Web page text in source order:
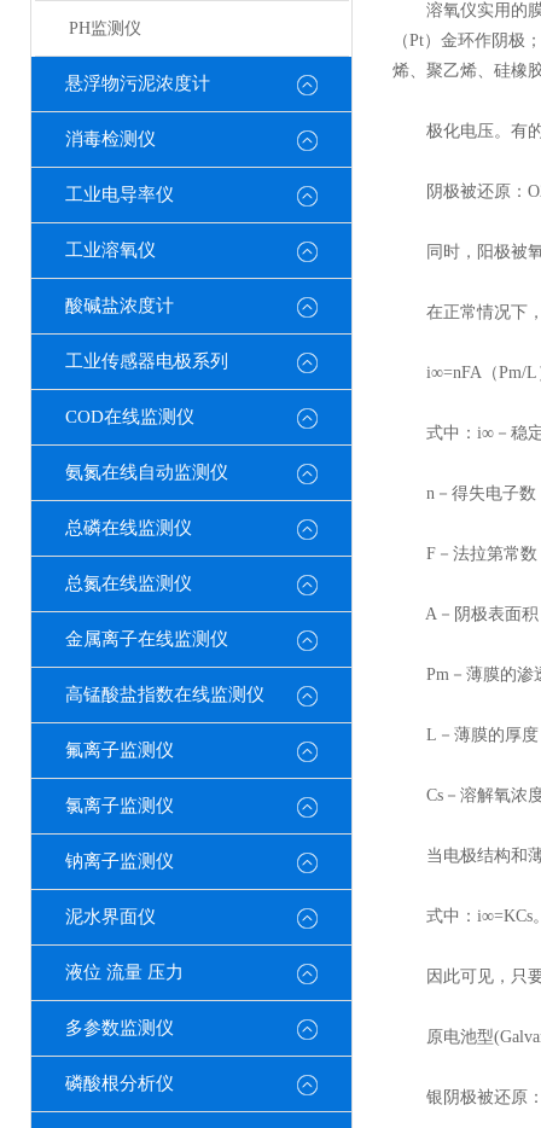
PH监测仪
悬浮物污泥浓度计
消毒检测仪
工业电导率仪
工业溶氧仪
酸碱盐浓度计
工业传感器电极系列
COD在线监测仪
氨氮在线自动监测仪
总磷在线监测仪
总氮在线监测仪
金属离子在线监测仪
高锰酸盐指数在线监测仪
氟离子监测仪
氯离子监测仪
钠离子监测仪
泥水界面仪
液位 流量 压力
多参数监测仪
磷酸根分析仪
溶氧仪实用的膜
（Pt）金环作阴极
烯、聚乙烯、硅橡
极化电压。有的
阴极被还原：
同时，阳极被氧
在正常情况下，
i∞=nFA（Pm/L
式中：i∞－稳定
n－得失电子数
F－法拉第常数
A－阴极表面积
Pm－薄膜的渗
L－薄膜的厚度
Cs－溶解氧浓度
当电极结构和薄
式中：i∞=KCs
因此可见，只要
原电池型
银阴极被还原：